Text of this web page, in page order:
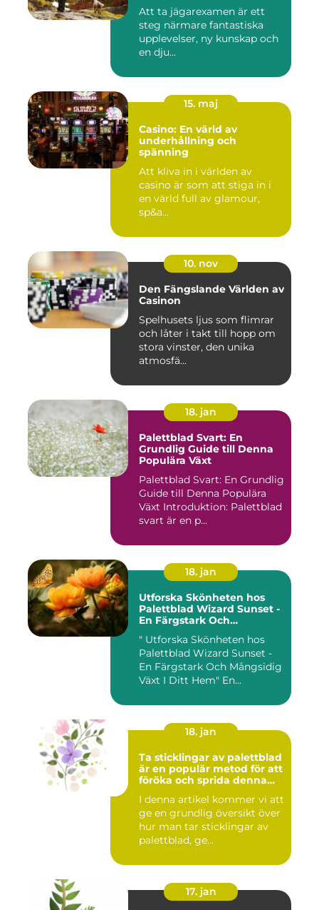
Att ta jägarexamen är ett
steg närmare fantastiska
upplevelser, ny kunskap och
en dju...
15. maj
Casino: En värld av
underhållning och
spänning
Att kliva in i världen av
casino är som att stiga in i
en värld full av glamour,
sp&a...
10. nov
Den Fängslande Världen av
Casinon
Spelhusets ljus som flimrar
och låter i takt till hopp om
stora vinster, den unika
atmosfä...
18. jan
Palettblad Svart: En
Grundlig Guide till Denna
Populära Växt
Palettblad Svart: En Grundlig
Guide till Denna Populära
Växt Introduktion: Palettblad
svart är en p...
18. jan
Utforska Skönheten hos
Palettblad Wizard Sunset -
En Färgstark Och
" Utforska Skönheten hos
Palettblad Wizard Sunset -
En Färgstark Och Mångsidig
Växt I Ditt Hem" En...
18. jan
Ta sticklingar av palettblad
är en populär metod för att
föröka och sprida denna
I denna artikel kommer vi att
ge en grundlig översikt över
hur man tar sticklingar av
palettblad, ge...
17. jan